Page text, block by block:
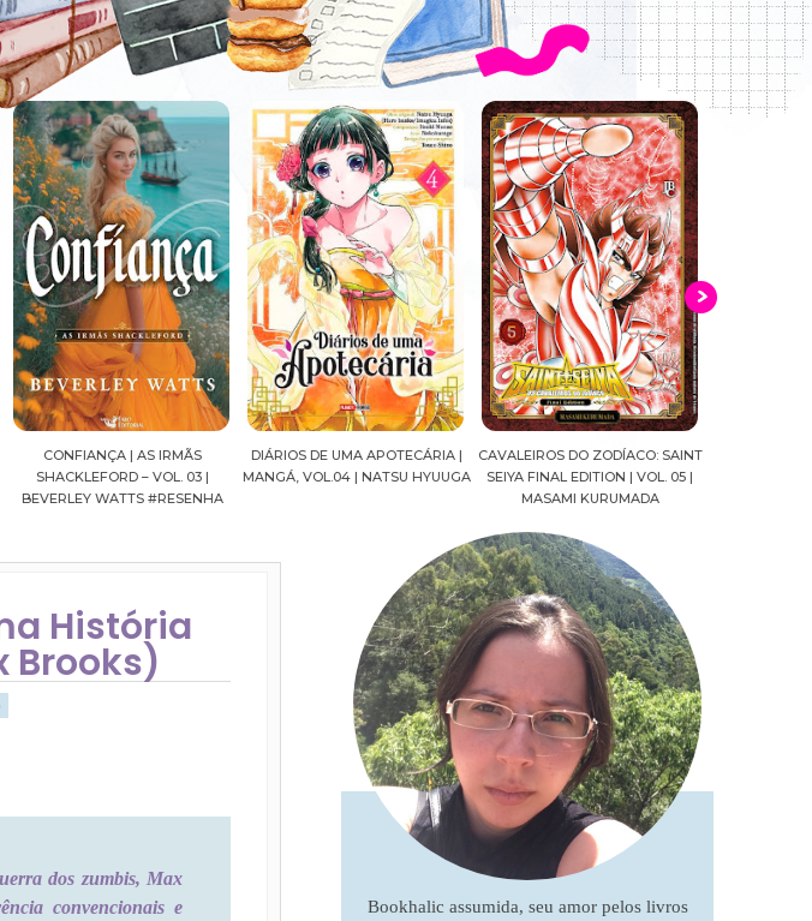
DIÁRIOS DE UMA APOTECÁRIA |
MANGÁ, VOL.04 | NATSU HYUUGA
CAVALEIROS DO ZODÍACO: SAINT
SEIYA FINAL EDITION | VOL. 05 |
CROWN OF WAR AND SHADOW |
J.R.WARD #RESENHA
História
Brooks)
dos zumbis, Max
convencionais e
Bookhalic assumida, seu amor pelos livros